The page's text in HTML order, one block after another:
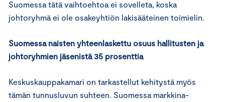
Suomessa tätä vaihtoehtoa ei sovelleta, koska
johtoryhmä ei ole osakeyhtiön lakisääteinen toimielin.
Suomessa naisten yhteenlaskettu osuus hallitusten ja
johtoryhmien jäsenistä 35 prosenttia
Keskuskauppakamari on tarkastellut kehitystä myös
tämän tunnusluvun suhteen. Suomessa markkina-